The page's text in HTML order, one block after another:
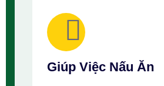
Giúp Việc Nấu Ăn